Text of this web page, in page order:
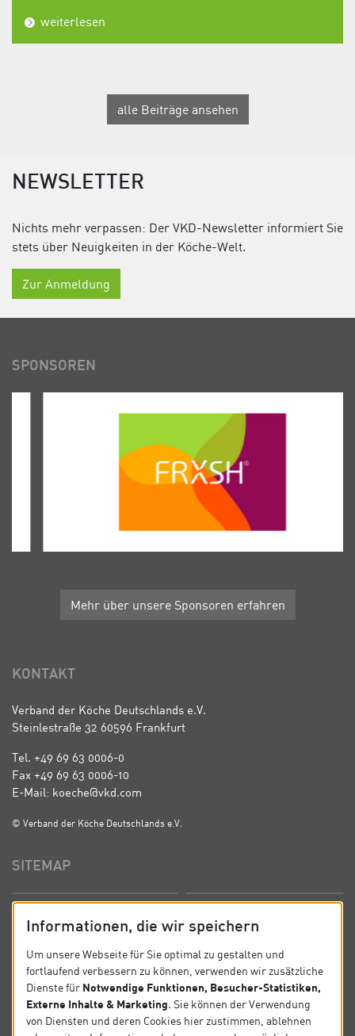
weiterlesen
alle Beiträge ansehen
NEWSLETTER
Nichts mehr verpassen: Der VKD-Newsletter informiert Sie
stets über Neuigkeiten in der Köche-Welt.
Zur Anmeldung
SPONSOREN
Mehr über unsere Sponsoren erfahren
KONTAKT
Verband der Köche Deutschlands e.V.
Steinlestraße 32 60596 Frankfurt
Tel. +49 69 63 0006-0
Fax +49 69 63 0006-10
E-Mail: koeche@vkd.com
© Verband der Köche Deutschlands e.V.
SITEMAP
News Kontakt
Datenschutz Impressum
Informationen, die wir speichern
Um unsere Webseite für Sie optimal zu gestalten und
fortlaufend verbessern zu können, verwenden wir zusätzliche
Dienste für Notwendige Funktionen, Besucher-Statistiken,
Externe Inhalte & Marketing. Sie können der Verwendung
von Diensten und deren Cookies hier zustimmen, ablehnen